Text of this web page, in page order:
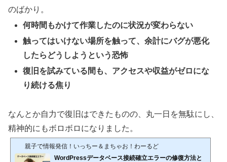
のばかり。
何時間もかけて作業したのに状況が変わらない
触ってはいけない場所を触って、余計にバグが悪化
したらどうしようという恐怖
復旧を試みている間も、アクセスや収益がゼロにな
り続ける焦り
なんとか自力で復旧はできたものの、丸一日を無駄にし、
精神的にもボロボロになりました。
親子で情報発信！いっちー＆まちゃお！わーるど
WordPressデータベース接続確立エラーの修復方法と